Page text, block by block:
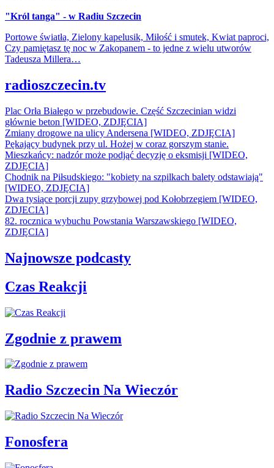
"Król tanga" - w Radiu Szczecin
Portowe światła, Zielony kapelusik, Miłość i smutek, Kwiat paproci,
Czy pamiętasz tę noc w Zakopanem - to jedne z wielu utworów
Tadeusza Millera…
radioszczecin.tv
Plac Orła Białego w przebudowie. Część Szczecinian widzi
głównie beton [WIDEO, ZDJĘCIA]
Zmiany drogowe na ulicy Andersena [WIDEO, ZDJĘCIA]
Pękający budynek przy ul. Hożej w coraz gorszym stanie.
Mieszkańcy: nadzór może podjąć decyzję o eksmisji [WIDEO,
ZDJĘCIA]
Chodnik na Piłsudskiego: "kobiety na szpilkach balety odstawiają"
[WIDEO, ZDJĘCIA]
Dwa tysiące porcji zupy grzybowej pod Kołobrzegiem [WIDEO,
ZDJECIA]
82. rocznica wybuchu Powstania Warszawskiego [WIDEO,
ZDJĘCIA]
Najnowsze podcasty
Czas Reakcji
Zgodnie z prawem
Radio Szczecin Na Wieczór
Fonosfera